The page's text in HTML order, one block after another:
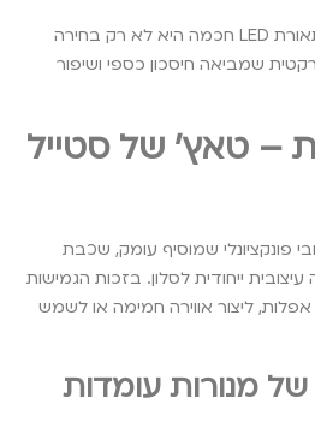
השקעה בתאורת LED חכמה היא לא רק בחירה
שמביאה חיסכון כספי ושיפור
– טאץ’ של סטייל
פונקציונלי שמוסיף עומק, שכבת
ייחודית לסלון. בזכות הגמישות
אפלות, ליצור אווירה חמימה או לשמש
של מנורות עומדות